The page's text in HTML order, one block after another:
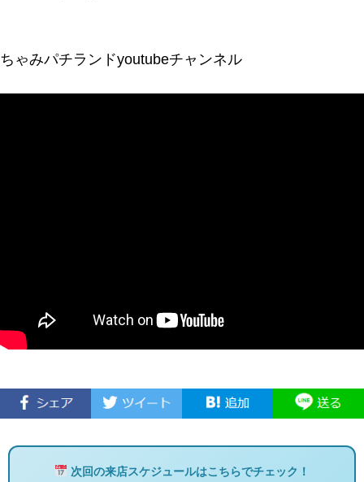
ちゃみパチランドyoutubeチャンネル
次回の来店スケジュールはこちらでチェック！